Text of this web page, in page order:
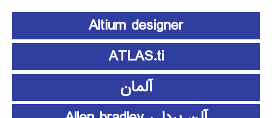
Altium designer
ATLAS.ti
آلمان